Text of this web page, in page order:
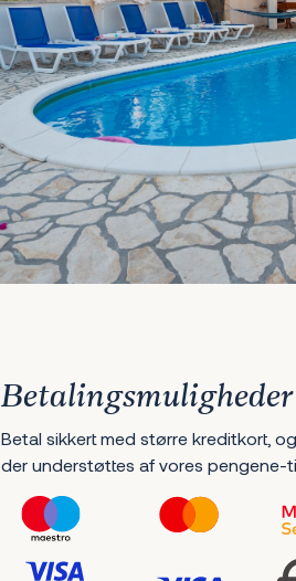
Betalingsmuligheder
Betal sikkert med større kreditkort,
der understøttes af vores pengene-